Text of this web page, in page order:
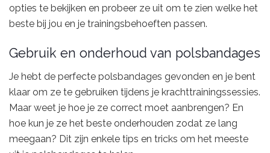
opties te bekijken en probeer ze uit om te zien welke het
beste bij jou en je trainingsbehoeften passen.
Gebruik en onderhoud van polsbandages
Je hebt de perfecte polsbandages gevonden en je bent
klaar om ze te gebruiken tijdens je krachttrainingssessies.
Maar weet je hoe je ze correct moet aanbrengen? En
hoe kun je ze het beste onderhouden zodat ze lang
meegaan? Dit zijn enkele tips en tricks om het meeste